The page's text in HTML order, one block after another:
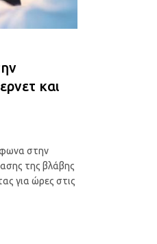
και
στην
της βλάβης
για ώρες στις